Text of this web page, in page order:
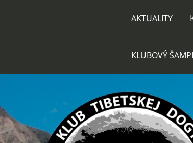
AKTUALITY
KLUBOVÝ